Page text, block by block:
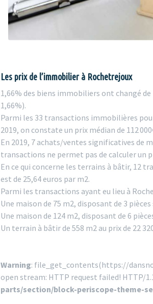
Les prix de l’immobilier à Rochetrejoux
1,66% des biens immobiliers ont changé
1,66%).
Parmi les 33 transactions immobilières
2019, on constate un prix médian de 112
En 2019, 7 achats/ventes significatives de
transactions ne permet pas de calculer un
En ce qui concerne les terrains à bâtir, 12
est de 25,64 euros par m2.
Parmi les transactions ayant eu lieu à
Une maison de 75 m2, disposant de 3
Une maison de 124 m2, disposant de 6
Un terrain à bâtir de 558 m2 au prix de 22
Warning: file_get_contents(https://
open stream: HTTP request failed! HTTP/
parts/section/block-periscope-theme-